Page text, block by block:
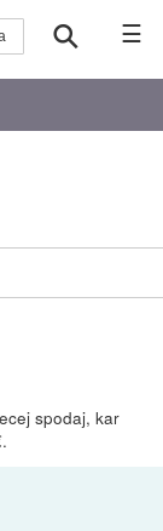
☰
spodaj, kar